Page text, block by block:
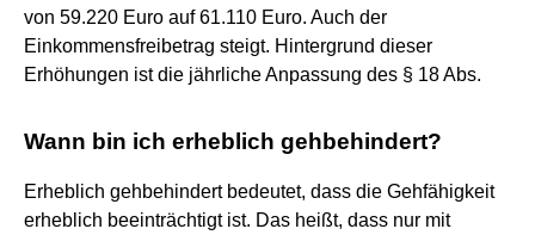
von 59.220 Euro auf 61.110 Euro. Auch der
Einkommensfreibetrag steigt. Hintergrund dieser
Erhöhungen ist die jährliche Anpassung des § 18 Abs.
Wann bin ich erheblich gehbehindert?
Erheblich gehbehindert bedeutet, dass die Gehfähigkeit
erheblich beeinträchtigt ist. Das heißt, dass nur mit